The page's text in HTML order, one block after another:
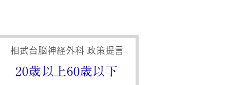
相武台脳神経外科 政策提言
20歳以上60歳以下